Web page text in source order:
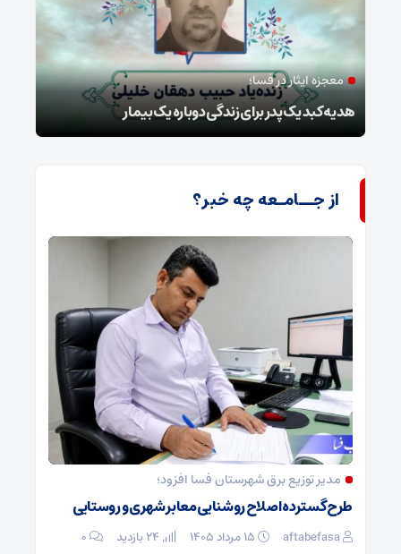
معجزه ایثار در فسا؛
هدیه کبد یک پدر برای زندگی دوباره یک بیمار
از جــامـعه چه خبر؟
مدیر توزیع برق شهرستان فسا افزود؛
طرح گسترده اصلاح روشنایی معابر شهری و روستایی
aftabefasa ۰